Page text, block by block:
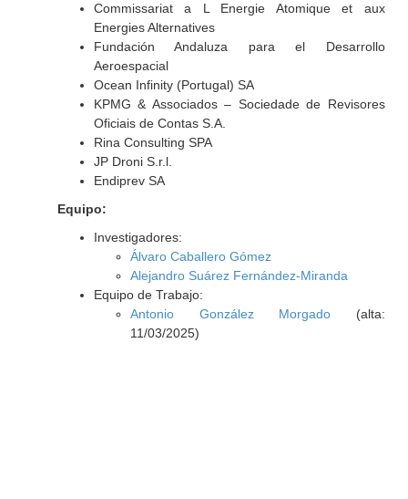
Commissariat a L Energie Atomique et aux
Energies Alternatives
Fundación Andaluza para el Desarrollo
Aeroespacial
Ocean Infinity (Portugal) SA
KPMG & Associados – Sociedade de Revisores
Oficiais de Contas S.A.
Rina Consulting SPA
JP Droni S.r.l.
Endiprev SA
Equipo:
Investigadores:
Álvaro Caballero Gómez
Alejandro Suárez Fernández-Miranda
Equipo de Trabajo:
Antonio González Morgado (alta:
11/03/2025)